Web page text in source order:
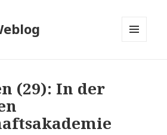
(29): In der